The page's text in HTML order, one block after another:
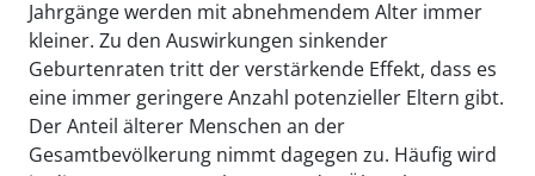
Jahrgänge werden mit abnehmendem Alter immer
kleiner. Zu den Auswirkungen sinkender
Geburtenraten tritt der verstärkende Effekt, dass es
eine immer geringere Anzahl potenzieller Eltern gibt.
Der Anteil älterer Menschen an der
Gesamtbevölkerung nimmt dagegen zu. Häufig wird